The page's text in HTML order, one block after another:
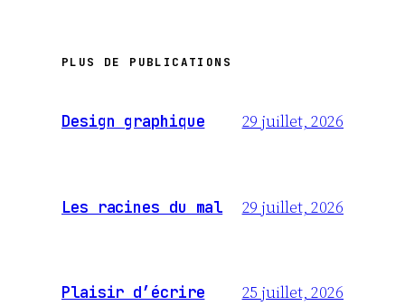
PLUS DE PUBLICATIONS
Design graphique 29 juillet, 2026
Les racines du mal 29 juillet, 2026
Plaisir d’écrire 25 juillet, 2026